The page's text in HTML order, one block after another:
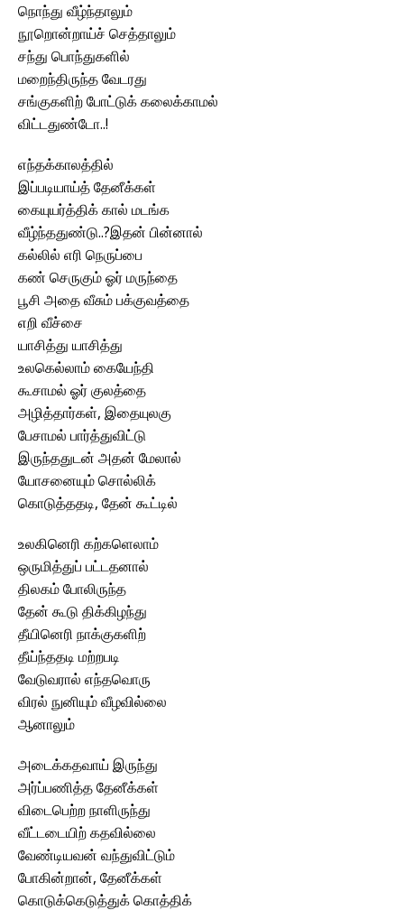
நொந்து வீழ்ந்தாலும்
நூறொன்றாய்ச் செத்தாலும்
சந்து பொந்துகளில்
மறைந்திருந்த வேடரது
சங்குகளிற் போட்டுக் கலைக்காமல்
விட்டதுண்டோ..!
எந்தக்காலத்தில்
இப்படியாய்த் தேனீக்கள்
கையுயர்த்திக் கால் மடங்க
வீழ்ந்ததுண்டு..?இதன் பின்னால்
கல்லில் எரி நெருப்பை
கண் செருகும் ஓர் மருந்தை
பூசி அதை வீசும் பக்குவத்தை
எறி வீச்சை
யாசித்து யாசித்து
உலகெல்லாம் கையேந்தி
கூசாமல் ஓர் குலத்தை
அழித்தார்கள், இதையுலகு
பேசாமல் பார்த்துவிட்டு
இருந்ததுடன் அதன் மேலால்
யோசனையும் சொல்லிக்
கொடுத்ததடி, தேன் கூட்டில்
உலகினெரி கற்களெலாம்
ஒருமித்துப் பட்டதனால்
திலகம் போலிருந்த
தேன் கூடு திக்கிழந்து
தீயினெரி நாக்குகளிற்
தீய்ந்ததடி மற்றபடி
வேடுவரால் எந்தவொரு
விரல் நுனியும் வீழவில்லை
ஆனாலும்
அடைக்கதவாய் இருந்து
அர்ப்பணித்த தேனீக்கள்
விடைபெற்ற நாளிருந்து
வீட்டடையிற் கதவில்லை
வேண்டியவன் வந்துவிட்டும்
போகின்றான், தேனீக்கள்
கொடுக்கெடுத்துக் கொத்திக்